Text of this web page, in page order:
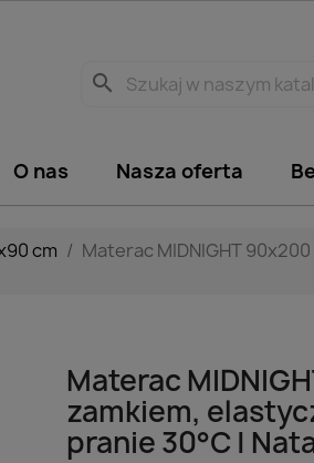
search
O nas Nasza oferta
cm
Materac MIDNIGHT
Materac
zamkiem,
pranie 30°C |